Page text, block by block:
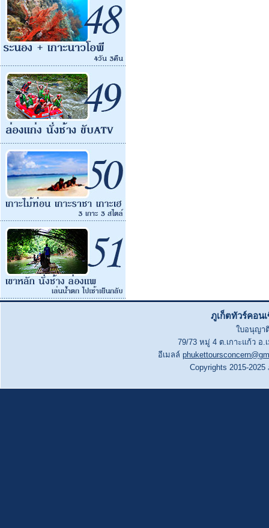
ภูเก็ตทัวร์คอน
ใบอนุญา
79/73 หมู่ 4 ต.เกาะแก้ว อ.
อีเมลล์
Copyrights 2015-